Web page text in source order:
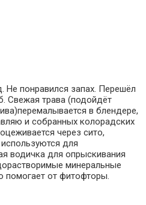
Не понравился запах. Перешёл
Свежая трава (подойдёт
в блендере,
и собранных колорадских
через сито,
для
водичка для опрыскивания
минеральные
помогает от фитофторы.